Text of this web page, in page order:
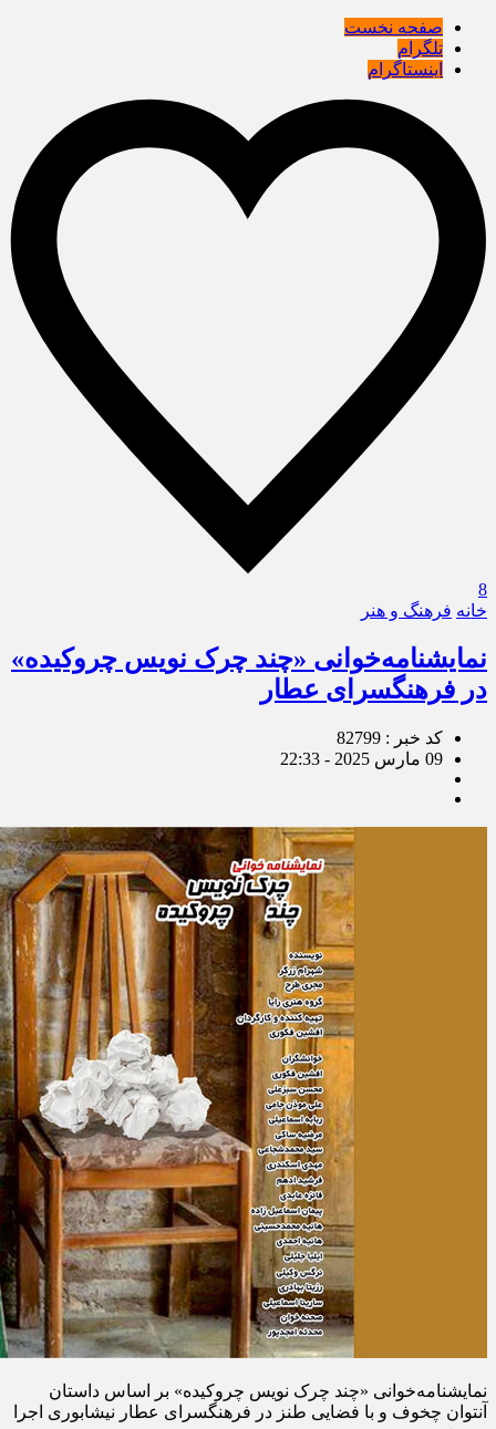
صفحه نخست
تلگرام
اینستاگرام
8
خانه فرهنگ و هنر
نمایشنامه‌خوانی «چند چرک نویس چروکیده»
در فرهنگسرای عطار
کد خبر : 82799
09 مارس 2025 - 22:33
نمایشنامه‌خوانی «چند چرک نویس چروکیده» بر اساس داستان
آنتوان چخوف و با فضایی طنز در فرهنگسرای عطار نیشابوری اجرا